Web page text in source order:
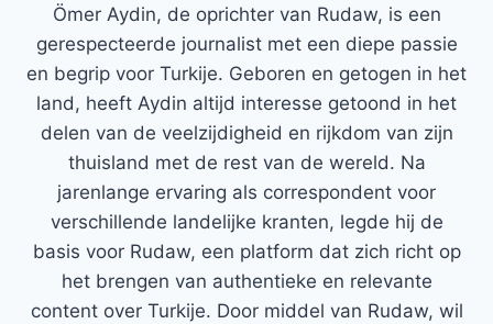
Ömer Aydin, de oprichter van Rudaw, is een
gerespecteerde journalist met een diepe passie
en begrip voor Turkije. Geboren en getogen in het
land, heeft Aydin altijd interesse getoond in het
delen van de veelzijdigheid en rijkdom van zijn
thuisland met de rest van de wereld. Na
jarenlange ervaring als correspondent voor
verschillende landelijke kranten, legde hij de
basis voor Rudaw, een platform dat zich richt op
het brengen van authentieke en relevante
content over Turkije. Door middel van Rudaw, wil